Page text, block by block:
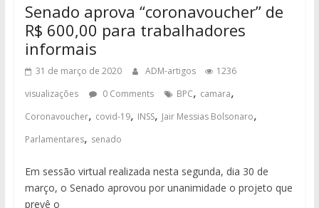
Senado aprova “coronavoucher” de
R$ 600,00 para trabalhadores
informais
31 de março de 2020 ADM-artigos
1236
visualizações
0 Comments BPC, camara,
Coronavoucher, covid-19, INSS, Jair Messias Bolsonaro,
Parlamentares, senado
Em sessão virtual realizada nesta segunda, dia 30 de
março, o Senado aprovou por unanimidade o projeto que
prevê o